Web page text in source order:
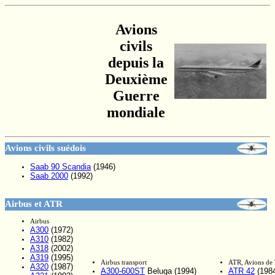
Avions
civils
depuis la
Deuxième
Guerre
mondiale
Avions civils suédois
Saab 90 Scandia (1946)
Saab 2000 (1992)
Airbus et ATR
Airbus
A300 (1972)
A310 (1982)
A318 (2002)
A319 (1995)
A320 (1987)
Airbus transport
A300-600ST Beluga (1994)
ATR, Avions de
ATR 42